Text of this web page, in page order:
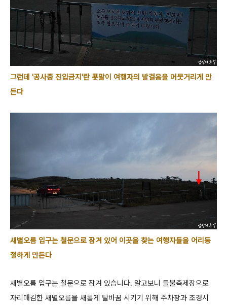
그런데 '공사중 진입금지'란 푯말이 여행자의 발걸음을 머뭇거리게 만
든다
새별오름 입구는 철문으로 잠겨 있어 이곳을 찾는 여행자들을 어리둥
절하게 만든다
새별오름 입구는 철문으로 잠겨 있습니다. 알고보니 들불축제장으로
자리매김한 새별오름을 새롭게 탈바꿈 시키기 위해 주차장과 조경시